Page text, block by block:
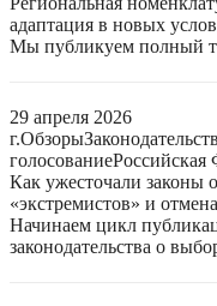
адаптация в новых
Мы публикуем полный
29 апреля 2026
г.Обзоры
голосованиеРоссийская
Как ужесточали законы
«экстремистов» и
Начинаем цикл
законодательства о